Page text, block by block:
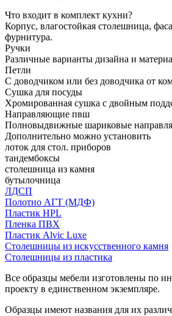
Что входит в комплект кухни?
Корпус, влагостойкая столешница,
фурнитура.
Ручки
Различные варианты дизайна и
Петли
С доводчиком или без доводчика от
Сушка для посуды
Хромированная сушка с двойным
Направляющие пвш
Полновыдвижные шариковые
Дополнительно можно установить
лоток для стол. приборов
тандембоксы
столешница из камня
бутылочница
ЛДСП
Полотно АГТ (МДФ)
Пластик HPL
Пленка ПВХ
Пластик Alvic Luxe
Столешницы из искусственного камня
Столешницы из пластика
Все образцы мебели изготовлены по
проекту в единственном экземпляре.
Образцы имеют названия для их